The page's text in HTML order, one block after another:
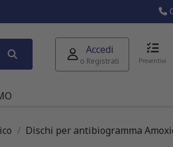
Accedi
o Registrati Preventivi
Dischi per antibiogramma